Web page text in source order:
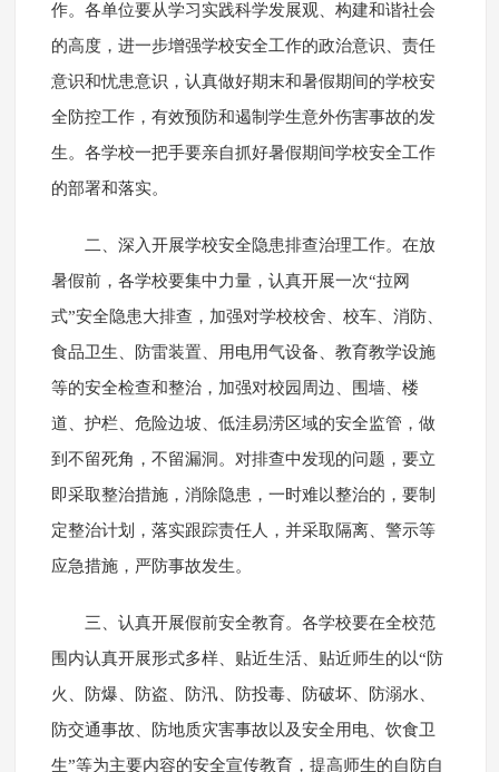
作。各单位要从学习实践科学发展观、构建和谐社会
的高度，进一步增强学校安全工作的政治意识、责任
意识和忧患意识，认真做好期末和暑假期间的学校安
全防控工作，有效预防和遏制学生意外伤害事故的发
生。各学校一把手要亲自抓好暑假期间学校安全工作
的部署和落实。
二、深入开展学校安全隐患排查治理工作。在放
暑假前，各学校要集中力量，认真开展一次“拉网
式”安全隐患大排查，加强对学校校舍、校车、消防、
食品卫生、防雷装置、用电用气设备、教育教学设施
等的安全检查和整治，加强对校园周边、围墙、楼
道、护栏、危险边坡、低洼易涝区域的安全监管，做
到不留死角，不留漏洞。对排查中发现的问题，要立
即采取整治措施，消除隐患，一时难以整治的，要制
定整治计划，落实跟踪责任人，并采取隔离、警示等
应急措施，严防事故发生。
三、认真开展假前安全教育。各学校要在全校范
围内认真开展形式多样、贴近生活、贴近师生的以“防
火、防爆、防盗、防汛、防投毒、防破坏、防溺水、
防交通事故、防地质灾害事故以及安全用电、饮食卫
生”等为主要内容的安全宣传教育，提高师生的自防自